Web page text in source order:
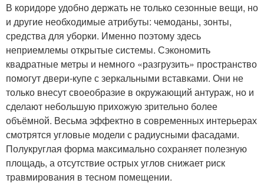
В коридоре удобно держать не только сезонные вещи, но
и другие необходимые атрибуты: чемоданы, зонты,
средства для уборки. Именно поэтому здесь
неприемлемы открытые системы. Сэкономить
квадратные метры и немного «разгрузить» пространство
помогут двери-купе с зеркальными вставками. Они не
только внесут своеобразие в окружающий антураж, но и
сделают небольшую прихожую зрительно более
объёмной. Весьма эффектно в современных интерьерах
смотрятся угловые модели с радиусными фасадами.
Полукруглая форма максимально сохраняет полезную
площадь, а отсутствие острых углов снижает риск
травмирования в тесном помещении.